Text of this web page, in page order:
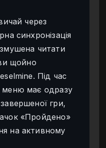
через
синхронізація
читати
щойно
Під час
меню має одразу
гри,
«Пройдено»
на активному